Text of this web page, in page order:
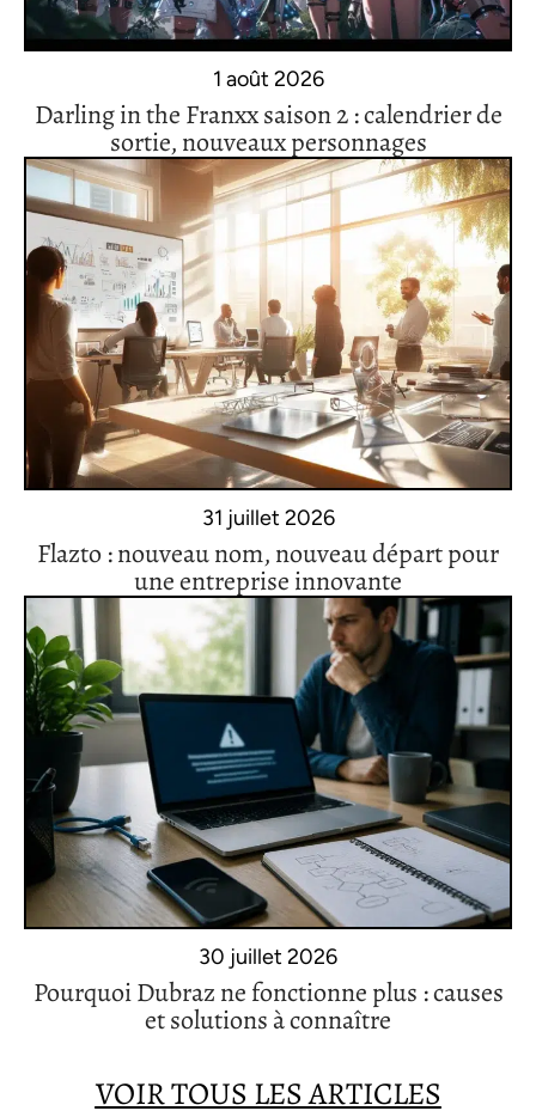
1 août 2026
Darling in the Franxx saison 2 : calendrier de
sortie, nouveaux personnages
31 juillet 2026
Flazto : nouveau nom, nouveau départ pour
une entreprise innovante
30 juillet 2026
Pourquoi Dubraz ne fonctionne plus : causes
et solutions à connaître
VOIR TOUS LES ARTICLES